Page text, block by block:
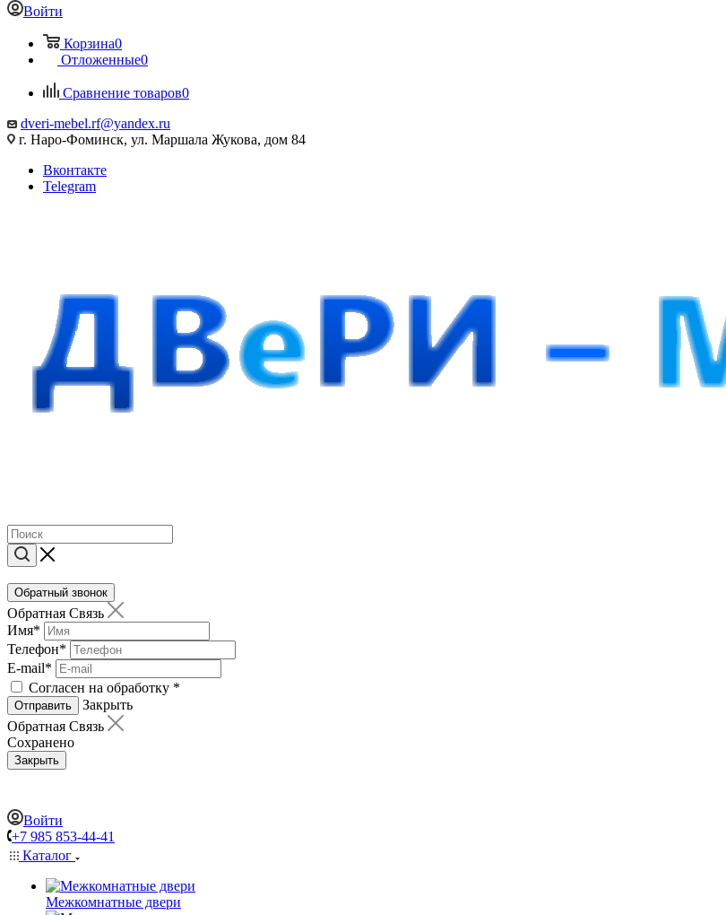
Войти
Корзина0
Отложенные0
Сравнение товаров0
dveri-mebel.rf@yandex.ru
г. Наро-Фоминск, ул. Маршала Жукова, дом 84
Вконтакте
Telegram
Обратный звонок
Обратная Связь
Имя*
Телефон*
E-mail*
Согласен на обработку *
Отправить
Закрыть
Обратная Связь
Сохранено
Закрыть
Войти
+7 985 853-44-41
Каталог
Межкомнатные двери